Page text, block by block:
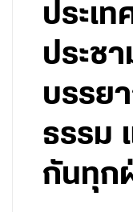
ประเ
ประช
บรรย
ธรรม
กันทุก